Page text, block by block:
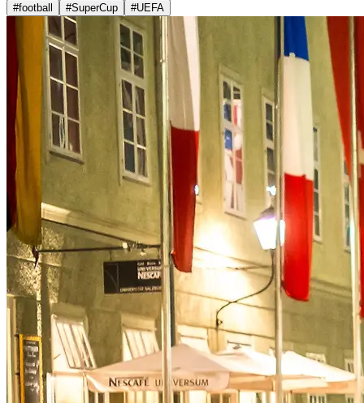
#football #SuperCup #UEFA